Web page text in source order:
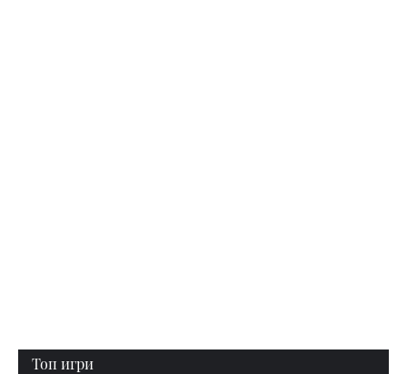
Топ игри